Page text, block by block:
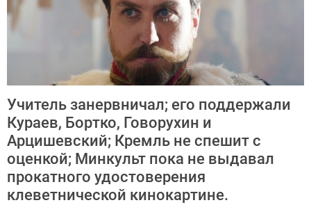
Учитель занервничал; его поддержали
Кураев, Бортко, Говорухин и
Арцишевский; Кремль не спешит с
оценкой; Минкульт пока не выдавал
прокатного удостоверения
клеветнической кинокартине.